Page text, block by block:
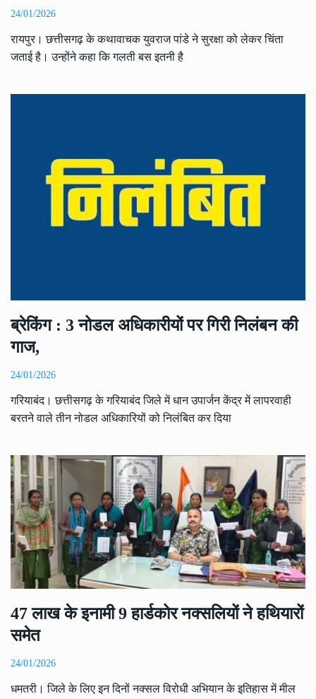
24/01/2026
रायपुर। छत्तीसगढ़ के कथावाचक युवराज पांडे ने सुरक्षा को लेकर चिंता
जताई है। उन्होंने कहा कि गलती बस इतनी है
ब्रेकिंग : 3 नोडल अधिकारीयों पर गिरी निलंबन की
गाज,
24/01/2026
गरियाबंद। छत्तीसगढ़ के गरियाबंद जिले में धान उपार्जन केंद्र में लापरवाही
बरतने वाले तीन नोडल अधिकारियों को निलंबित कर दिया
47 लाख के इनामी 9 हार्डकोर नक्सलियों ने हथियारों
समेत
24/01/2026
धमतरी। जिले के लिए इन दिनों नक्सल विरोधी अभियान के इतिहास में मील